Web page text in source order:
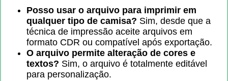
Posso usar o arquivo para imprimir em
qualquer tipo de camisa? Sim, desde que a
técnica de impressão aceite arquivos em
formato CDR ou compatível após exportação.
O arquivo permite alteração de cores e
textos? Sim, o arquivo é totalmente editável
para personalização.